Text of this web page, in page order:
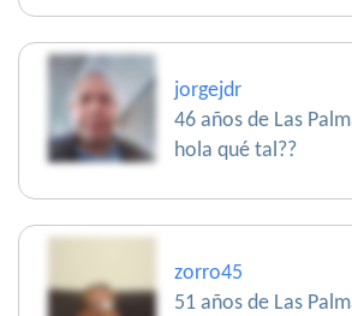
jorgejdr
46 años de Las
hola qué tal??
zorro45
51 años de Las